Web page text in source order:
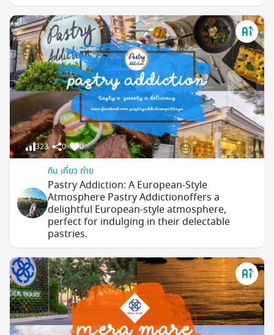
323 0 0
กิน เที่ยว ถ่าย
Pastry Addiction: A European-Style
Atmosphere Pastry Addictionoffers a
delightful European-style atmosphere,
perfect for indulging in their delectable
pastries.